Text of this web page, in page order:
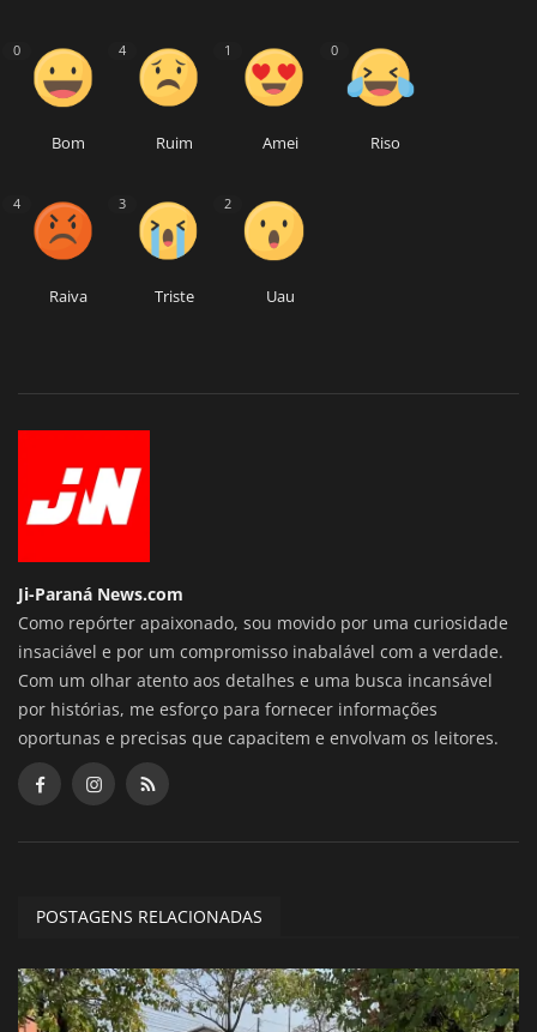
0
Bom
4
Ruim
1
Amei
0
Riso
4
Raiva
3
Triste
2
Uau
Ji-Paraná News.com
Como repórter apaixonado, sou movido por uma curiosidade
insaciável e por um compromisso inabalável com a verdade.
Com um olhar atento aos detalhes e uma busca incansável
por histórias, me esforço para fornecer informações
oportunas e precisas que capacitem e envolvam os leitores.
POSTAGENS RELACIONADAS